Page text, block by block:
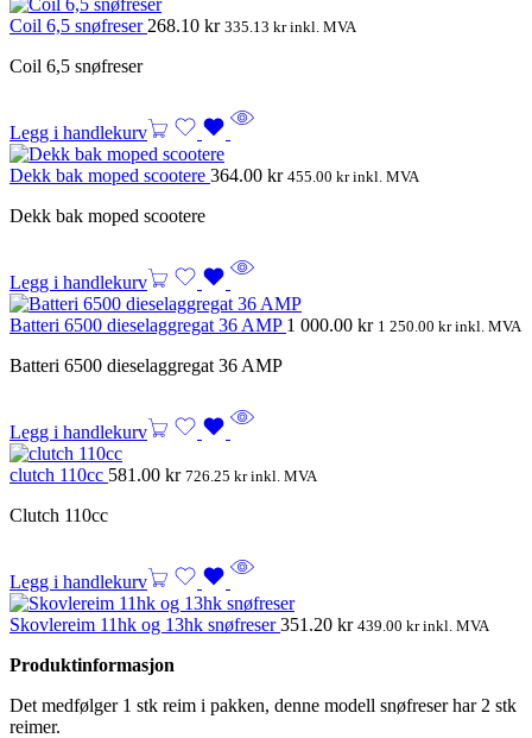
Coil 6,5 snøfreser 268.10 kr 335.13 krinkl. MVA
Coil 6,5 snøfreser
Legg i handlekurv
Dekk bak moped scootere 364.00 kr 455.00 krinkl. MVA
Dekk bak moped scootere
Legg i handlekurv
Batteri 6500 dieselaggregat 36 AMP 1 000.00 kr 1 250.00 krinkl. MVA
Batteri 6500 dieselaggregat 36 AMP
Legg i handlekurv
clutch 110cc 581.00 kr 726.25 krinkl. MVA
Clutch 110cc
Legg i handlekurv
Skovlereim 11hk og 13hk snøfreser351.20 kr 439.00 krinkl. MVA
Produktinformasjon
Det medfølger 1 stk reim i pakken, denne modell snøfreser har 2 stk
reimer.